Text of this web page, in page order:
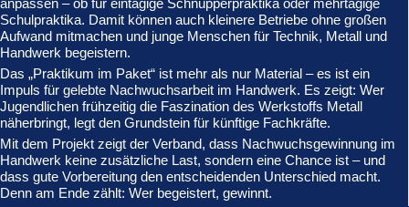
anpassen – ob für eintägige Schnupperpraktika oder mehrtägige
Schulpraktika. Damit können auch kleinere Betriebe ohne großen
Aufwand mitmachen und junge Menschen für Technik, Metall und
Handwerk begeistern.
Das „Praktikum im Paket“ ist mehr als nur Material – es ist ein
Impuls für gelebte Nachwuchsarbeit im Handwerk. Es zeigt: Wer
Jugendlichen frühzeitig die Faszination des Werkstoffs Metall
näherbringt, legt den Grundstein für künftige Fachkräfte.
Mit dem Projekt zeigt der Verband, dass Nachwuchsgewinnung im
Handwerk keine zusätzliche Last, sondern eine Chance ist – und
dass gute Vorbereitung den entscheidenden Unterschied macht.
Denn am Ende zählt: Wer begeistert, gewinnt.